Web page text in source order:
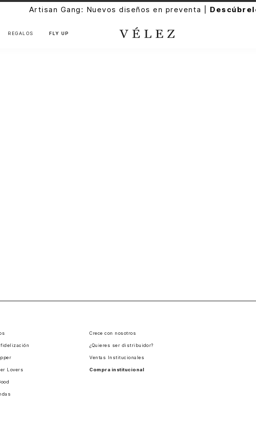
Artisan Gang: Nuevos diseños en preventa |
REGALOS FLY UP
fidelización
Lovers
Crece con nosotros
¿Quieres ser distribuidor?
Ventas Institucionales
Compra institucional